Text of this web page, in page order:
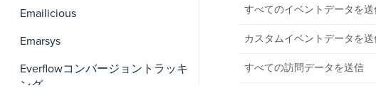
Emailicious
Emarsys
Everflowコンバージョントラッキ
ング
すべてのイベントデータを送
カスタムイベントデータを送
すべての訪問データを送信